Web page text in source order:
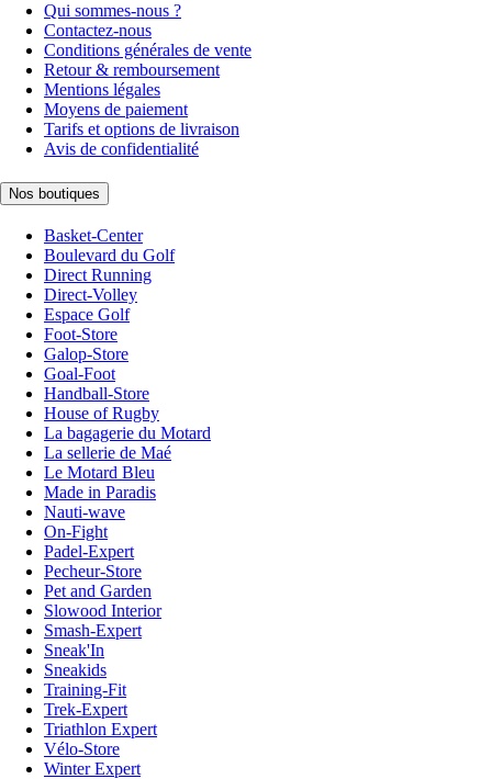
Qui sommes-nous ?
Contactez-nous
Conditions générales de vente
Retour & remboursement
Mentions légales
Moyens de paiement
Tarifs et options de livraison
Avis de confidentialité
Nos boutiques
Basket-Center
Boulevard du Golf
Direct Running
Direct-Volley
Espace Golf
Foot-Store
Galop-Store
Goal-Foot
Handball-Store
House of Rugby
La bagagerie du Motard
La sellerie de Maé
Le Motard Bleu
Made in Paradis
Nauti-wave
On-Fight
Padel-Expert
Pecheur-Store
Pet and Garden
Slowood Interior
Smash-Expert
Sneak'In
Sneakids
Training-Fit
Trek-Expert
Triathlon Expert
Vélo-Store
Winter Expert